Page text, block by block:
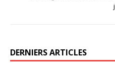
DERNIERS ARTICLES